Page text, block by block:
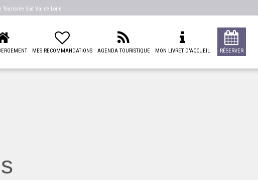
Tourisme Sud Val de Loire
MES RECOMMANDATIONS AGENDA TOURISTIQUE MON LIVRET D'ACCUEIL RÉSERVER